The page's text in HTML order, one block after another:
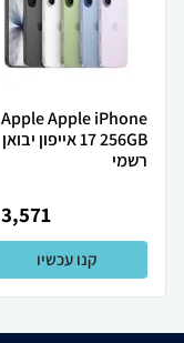
Apple Apple iPhone
17 256GB אייפון יבואן
רשמי
3,571
קנו עכשיו